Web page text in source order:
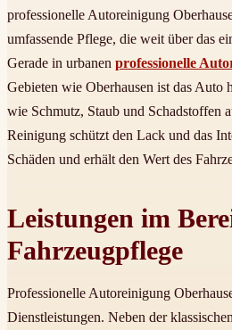
professionelle Autoreinigung
umfassende Pflege, die weit über das
Gerade in urbanen professionelle
Gebieten wie Oberhausen ist das Auto
wie Schmutz, Staub und Schadstoffen
Reinigung schützt den Lack und das
Schäden und erhält den Wert des
Leistungen im
Fahrzeugpflege
Professionelle Autoreinigung
Dienstleistungen. Neben der